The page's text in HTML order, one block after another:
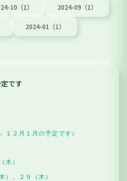
10（1） 2024-09（1）
2024-01（1）
です
１２月１月の予定です♪
木）
）、２９（木）